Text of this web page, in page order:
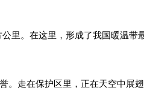
里。在这里，形成了我国暖温带
。走在保护区里，正在天空中展